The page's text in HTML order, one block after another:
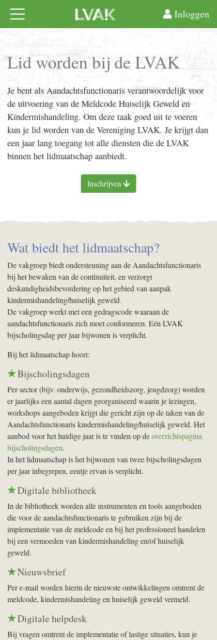
Inloggen
Lid worden bij de LVAK
Je bent als Aandachtsfunctionaris verantwoordelijk voor
de uitvoering van de Meldcode Huiselijk Geweld en
Kindermishandeling. Om deze taak goed uit te voeren
kun je lid worden van de Vereniging LVAK. Je krijgt dan
een jaar lang toegang tot alle diensten die de LVAK
binnen het lidmaatschap aanbiedt.
Inschrijven
Wat biedt het lidmaatschap?
De vakgroep biedt ondersteuning aan de Aandachtsfunctionaris
bij het bewaken van de continuïteit, en verzorgt
deskundigheidsbevordering op het gebied van aanpak
kindermishandeling/huiselijk geweld.
De vakgroep werkt met een gedragscode waaraan de
aandachtsfunctionaris zich moet conformeren. Eén LVAK
bijscholingsdag per jaar bijwonen is verplicht.
Bij het lidmaatschap hoort:
Bijscholingsdagen
Per sector (bijv. onderwijs, gezondheidszorg, jeugdzorg) worden
er jaarlijks een aantal dagen georganiseerd waarin je lezingen,
workshops aangeboden krijgt die gericht zijn op de taken van de
Aandachtsfunctionaris kindermishandeling/huiselijk geweld. Het
aanbod voor het huidige jaar is te vinden op deoverzichtspagina
bijscholingsdagen.
In het lidmaatschap is het bijwonen van twee bijscholingsdagen
per jaar inbegrepen, eentje ervan is verplicht.
Digitale bibliotheek
In de bibliotheek worden alle instrumenten en tools aangeboden
die voor de aandachtsfunctionaris te gebruiken zijn bij de
implementatie van de meldcode en bij het professioneel handelen
bij een vermoeden van kindermishandeling en/of huiselijk
geweld.
Nieuwsbrief
Per e-mail worden hierin de nieuwste ontwikkelingen omtrent de
meldcode, kindermishandeling en huiselijk geweld vermeld.
Digitale helpdesk
Bij vragen omtrent de implementatie of lastige situaties, kun je